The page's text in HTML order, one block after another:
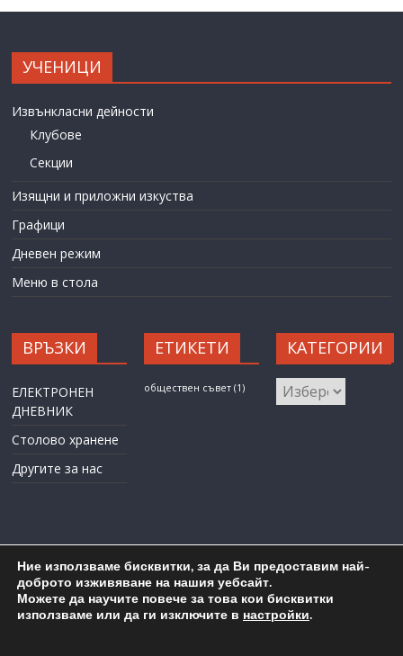
УЧЕНИЦИ
Извънкласни дейности
Клубове
Секции
Изящни и приложни изкуства
Графици
Дневен режим
Меню в стола
ВРЪЗКИ
ЕЛЕКТРОНЕН
ДНЕВНИК
Столово хранене
Другите за нас
ЕТИКЕТИ
обществен съвет (1)
КАТЕГОРИИ
КАТЕГОРИИ
Карта на сайта Административен достъп
Copyright © 2026 ОУ "Любен Каравелов" гр. Бургас
Ние използваме бисквитки, за да Ви предоставим най-
доброто изживяване на нашия уебсайт.
Можете да научите повече за това кои бисквитки
използваме или да ги изключите в настройки.